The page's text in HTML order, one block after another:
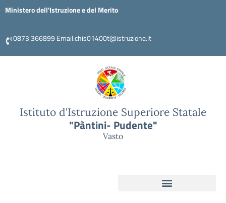
Ministero dell'Istruzione e del Merito
0873 366899 Email:chis01400t@istruzione.it
Istituto d'Istruzione Superiore Statale
"Pàntini- Pudente"
Vasto